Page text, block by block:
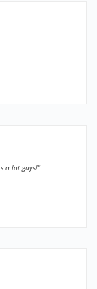
a lot guys!”